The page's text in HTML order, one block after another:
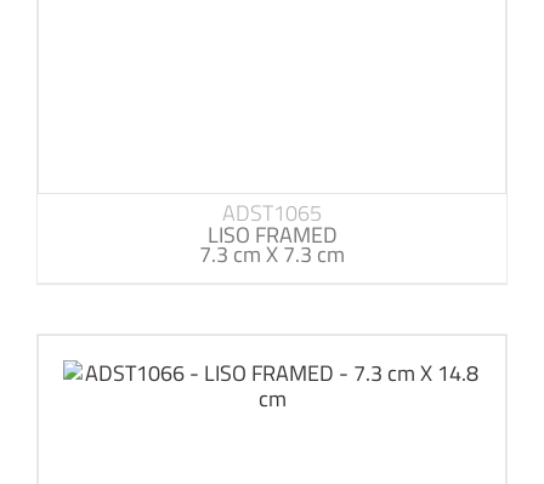
ADST1065
LISO FRAMED
7.3 cm X 7.3 cm